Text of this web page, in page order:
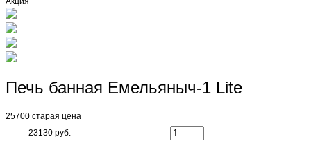
Печь банная Емельяныч-1 Lite
25700 старая цена
23130 руб.